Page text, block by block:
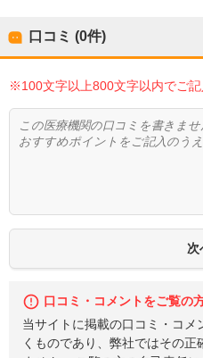
口コミ (0件)
※100文字以上800文字以内でご
口コミ・コメントをご覧の
当サイトに掲載の口コミ・コ
くものであり、弊社ではその